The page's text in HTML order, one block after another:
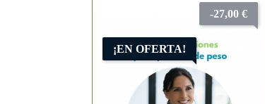
¡EN OFERTA!
-27,00 €